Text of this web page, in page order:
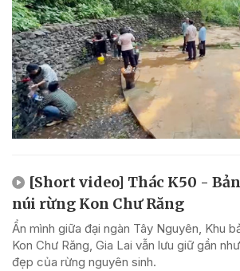
[Short video] Thác K50 -
núi rừng Kon Chư Răng
Ẩn mình giữa đại ngàn Tây Nguyên, Khu
Kon Chư Răng, Gia Lai vẫn lưu giữ gần
đẹp của rừng nguyên sinh.